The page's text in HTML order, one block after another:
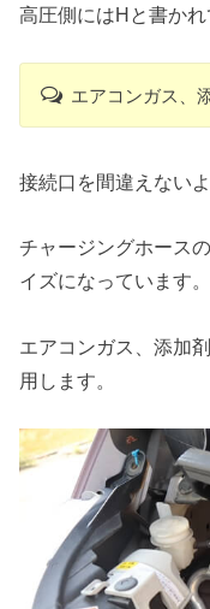
高圧側にはHと書かれ
エアコンガス、
接続口を間違えない
チャージングホース
イズになっています。
エアコンガス、添加
用します。